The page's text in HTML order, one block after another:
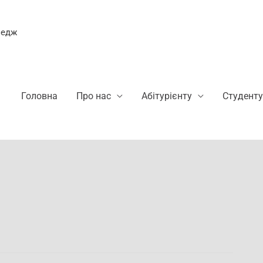
Головна Про нас Абітурієнту Студенту